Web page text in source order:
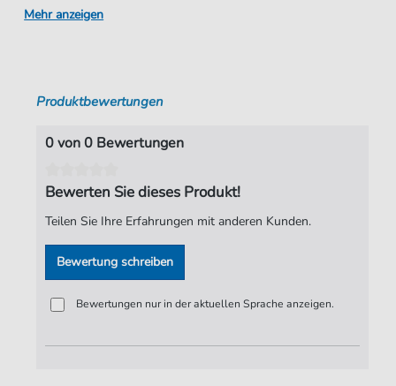
Tonart:
Spieldauer:
00:58
Verlag:
Jürgen Knuth
Mehr anzeigen
Produktbewertungen
0 von 0 Bewertungen
Bewerten Sie dieses Produkt!
Teilen Sie Ihre Erfahrungen mit anderen Kunden.
Bewertung schreiben
Bewertungen nur in der aktuellen Sprache anzeigen.